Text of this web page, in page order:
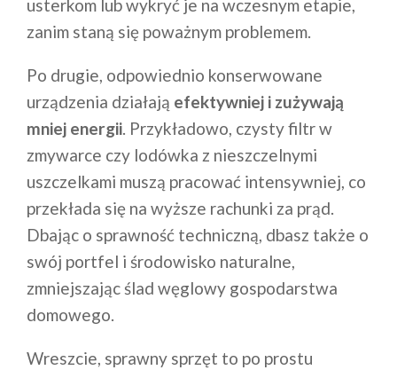
usterkom lub wykryć je na wczesnym etapie,
zanim staną się poważnym problemem.
Po drugie, odpowiednio konserwowane
urządzenia działają efektywniej i zużywają
mniej energii. Przykładowo, czysty filtr w
zmywarce czy lodówka z nieszczelnymi
uszczelkami muszą pracować intensywniej, co
przekłada się na wyższe rachunki za prąd.
Dbając o sprawność techniczną, dbasz także o
swój portfel i środowisko naturalne,
zmniejszając ślad węglowy gospodarstwa
domowego.
Wreszcie, sprawny sprzęt to po prostu